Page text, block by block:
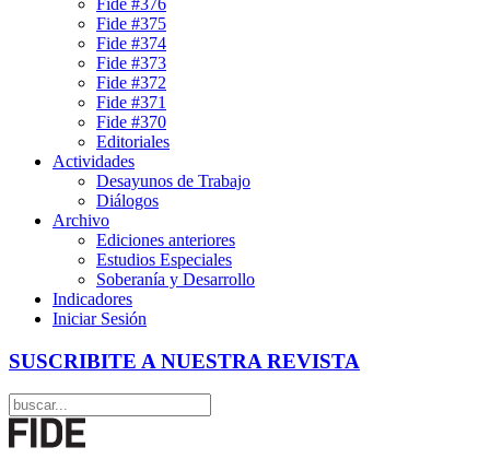
Fide #376
Fide #375
Fide #374
Fide #373
Fide #372
Fide #371
Fide #370
Editoriales
Actividades
Desayunos de Trabajo
Diálogos
Archivo
Ediciones anteriores
Estudios Especiales
Soberanía y Desarrollo
Indicadores
Iniciar Sesión
SUSCRIBITE A NUESTRA REVISTA